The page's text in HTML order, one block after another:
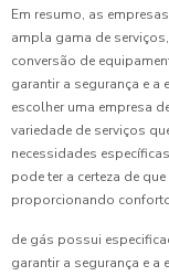
Em resumo, as
ampla gama de
conversão de
garantir a segurança e a
escolher uma empresa
variedade de serviços
necessidades
pode ter a certeza de
proporcionando
de gás possui
garantir a segurança e a